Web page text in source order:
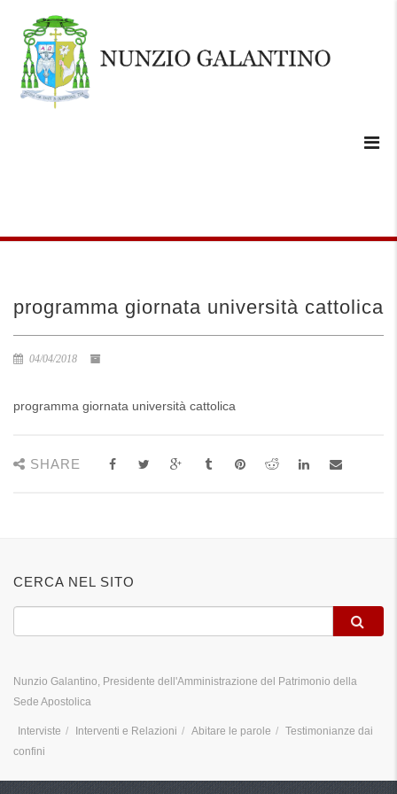
programma giornata università cattolica
04/04/2018
programma giornata università cattolica
SHARE
CERCA NEL SITO
Nunzio Galantino, Presidente dell'Amministrazione del Patrimonio della
Sede Apostolica
Interviste Interventi e Relazioni Abitare le parole
Testimonianze dai
confini